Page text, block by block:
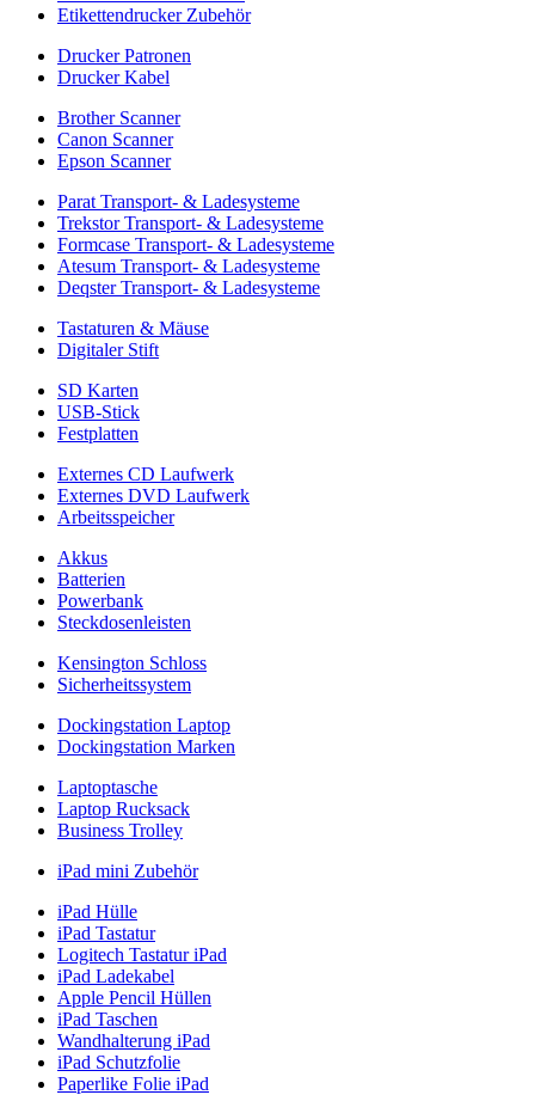
Etikettendrucker Zubehör
Drucker Patronen
Drucker Kabel
Brother Scanner
Canon Scanner
Epson Scanner
Parat Transport- & Ladesysteme
Trekstor Transport- & Ladesysteme
Formcase Transport- & Ladesysteme
Atesum Transport- & Ladesysteme
Deqster Transport- & Ladesysteme
Tastaturen & Mäuse
Digitaler Stift
SD Karten
USB-Stick
Festplatten
Externes CD Laufwerk
Externes DVD Laufwerk
Arbeitsspeicher
Akkus
Batterien
Powerbank
Steckdosenleisten
Kensington Schloss
Sicherheitssystem
Dockingstation Laptop
Dockingstation Marken
Laptoptasche
Laptop Rucksack
Business Trolley
iPad mini Zubehör
iPad Hülle
iPad Tastatur
Logitech Tastatur iPad
iPad Ladekabel
Apple Pencil Hüllen
iPad Taschen
Wandhalterung iPad
iPad Schutzfolie
Paperlike Folie iPad